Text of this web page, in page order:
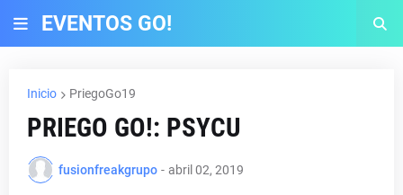
EVENTOS GO!
Inicio PriegoGo19
PRIEGO GO!: PSYCU
fusionfreakgrupo - abril 02, 2019